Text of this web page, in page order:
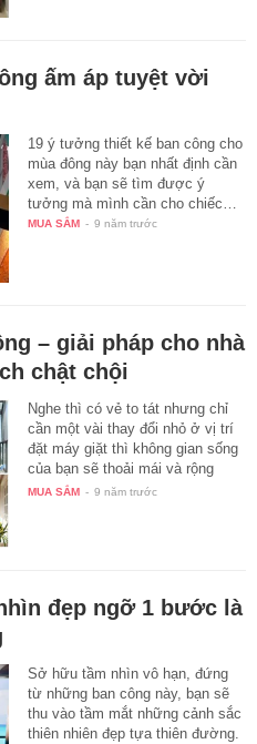
ấm áp tuyệt vời
19 ý tưởng thiết kế ban công cho
mùa đông này bạn nhất định cần
xem, và bạn sẽ tìm được ý
tưởng mà mình cần cho chiếc…
MUA SẮM - 9 năm trước
– giải pháp cho nhà
chật chội
Nghe thì có vẻ to tát nhưng chỉ
cần một vài thay đổi nhỏ ở vị trí
đặt máy giặt thì không gian sống
của bạn sẽ thoải mái và rộng
rãi…
MUA SẮM - 9 năm trước
đẹp ngỡ 1 bước là
Sở hữu tầm nhìn vô hạn, đứng
từ những ban công này, bạn sẽ
thu vào tầm mắt những cảnh sắc
thiên nhiên đẹp tựa thiên đường.